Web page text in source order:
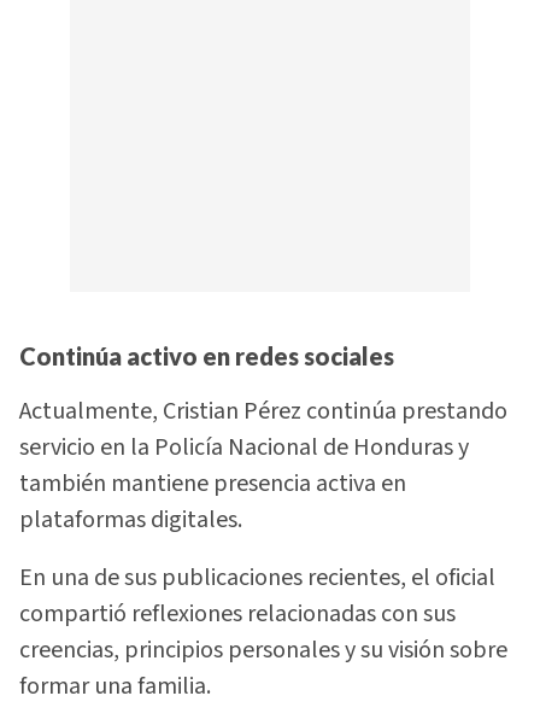
Continúa activo en redes sociales
Actualmente, Cristian Pérez continúa prestando
servicio en la Policía Nacional de Honduras y
también mantiene presencia activa en
plataformas digitales.
En una de sus publicaciones recientes, el oficial
compartió reflexiones relacionadas con sus
creencias, principios personales y su visión sobre
formar una familia.